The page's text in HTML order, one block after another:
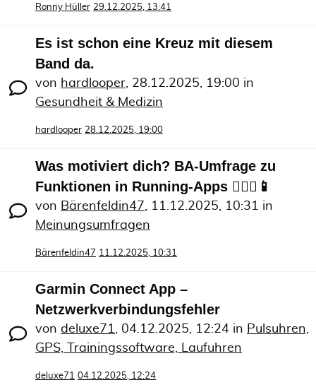
Ronny Hüller 29.12.2025, 13:41
Es ist schon eine Kreuz mit diesem
Band da.
von hardlooper, 28.12.2025, 19:00 in
Gesundheit & Medizin
hardlooper 28.12.2025, 19:00
Was motiviert dich? BA-Umfrage zu
Funktionen in Running-Apps 🏃🏻‍♀️📱
von Bärenfeldin47, 11.12.2025, 10:31 in
Meinungsumfragen
Bärenfeldin47 11.12.2025, 10:31
Garmin Connect App –
Netzwerkverbindungsfehler
von deluxe71, 04.12.2025, 12:24 in Pulsuhren,
GPS, Trainingssoftware, Laufuhren
deluxe71 04.12.2025, 12:24